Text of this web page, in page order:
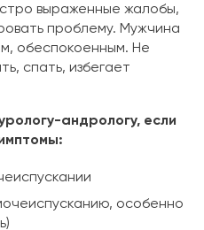
выраженные жалобы,
проблему. Мужчина
обеспокоенным. Не
спать, избегает
андрологу, если
особенно